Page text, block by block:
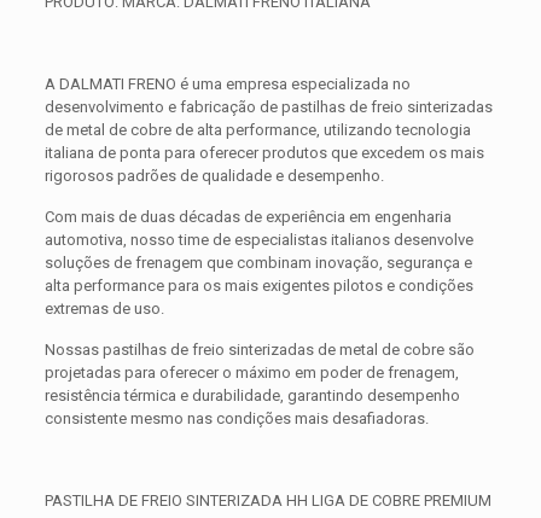
A DALMATI FRENO é uma empresa especializada no
desenvolvimento e fabricação de pastilhas de freio sinterizadas
de metal de cobre de alta performance, utilizando tecnologia
italiana de ponta para oferecer produtos que excedem os mais
rigorosos padrões de qualidade e desempenho.
Com mais de duas décadas de experiência em engenharia
automotiva, nosso time de especialistas italianos desenvolve
soluções de frenagem que combinam inovação, segurança e
alta performance para os mais exigentes pilotos e condições
extremas de uso.
Nossas pastilhas de freio sinterizadas de metal de cobre são
projetadas para oferecer o máximo em poder de frenagem,
resistência térmica e durabilidade, garantindo desempenho
consistente mesmo nas condições mais desafiadoras.
PASTILHA DE FREIO SINTERIZADA HH LIGA DE COBRE PREMIUM